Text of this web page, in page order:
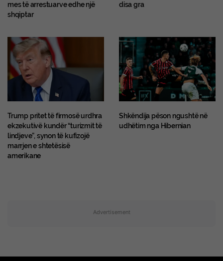
mes të arrestuarve edhe një
shqiptar
disa gra
Trump pritet të firmosë urdhra
ekzekutivë kundër “turizmit të
lindjeve”, synon të kufizojë
marrjen e shtetësisë
amerikane
Shkëndija pëson ngushtë në
udhëtim nga Hibernian
Advertisement